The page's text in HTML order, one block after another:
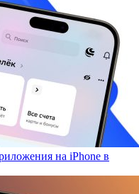
на iPhone в